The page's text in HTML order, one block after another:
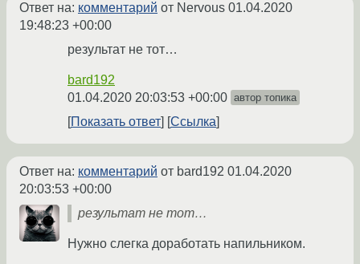
Ответ на: комментарий от Nervous 01.04.2020
19:48:23 +00:00
результат не тот…
bard192
01.04.2020 20:03:53 +00:00 автор топика
Показать ответ Ссылка
Ответ на: комментарий от bard192 01.04.2020
20:03:53 +00:00
результат не тот…
Нужно слегка доработать напильником.